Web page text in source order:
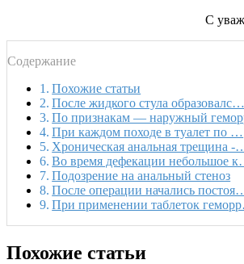
С
Содержание
Похожие статьи
После жидкого стула образовалс…
По признакам — наружный
При каждом походе в туалет по …
Хроническая анальная трещина -
Во время дефекации небольшое
Подозрение на анальный стеноз
После операции начались
При применении таблеток
Похожие статьи